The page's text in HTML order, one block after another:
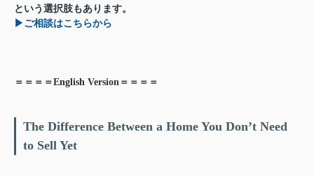
という選択肢もあります。
▶ご相談はこちらから
＝＝＝＝English Version＝＝＝＝
The Difference Between a Home You Don’t Need
to Sell Yet